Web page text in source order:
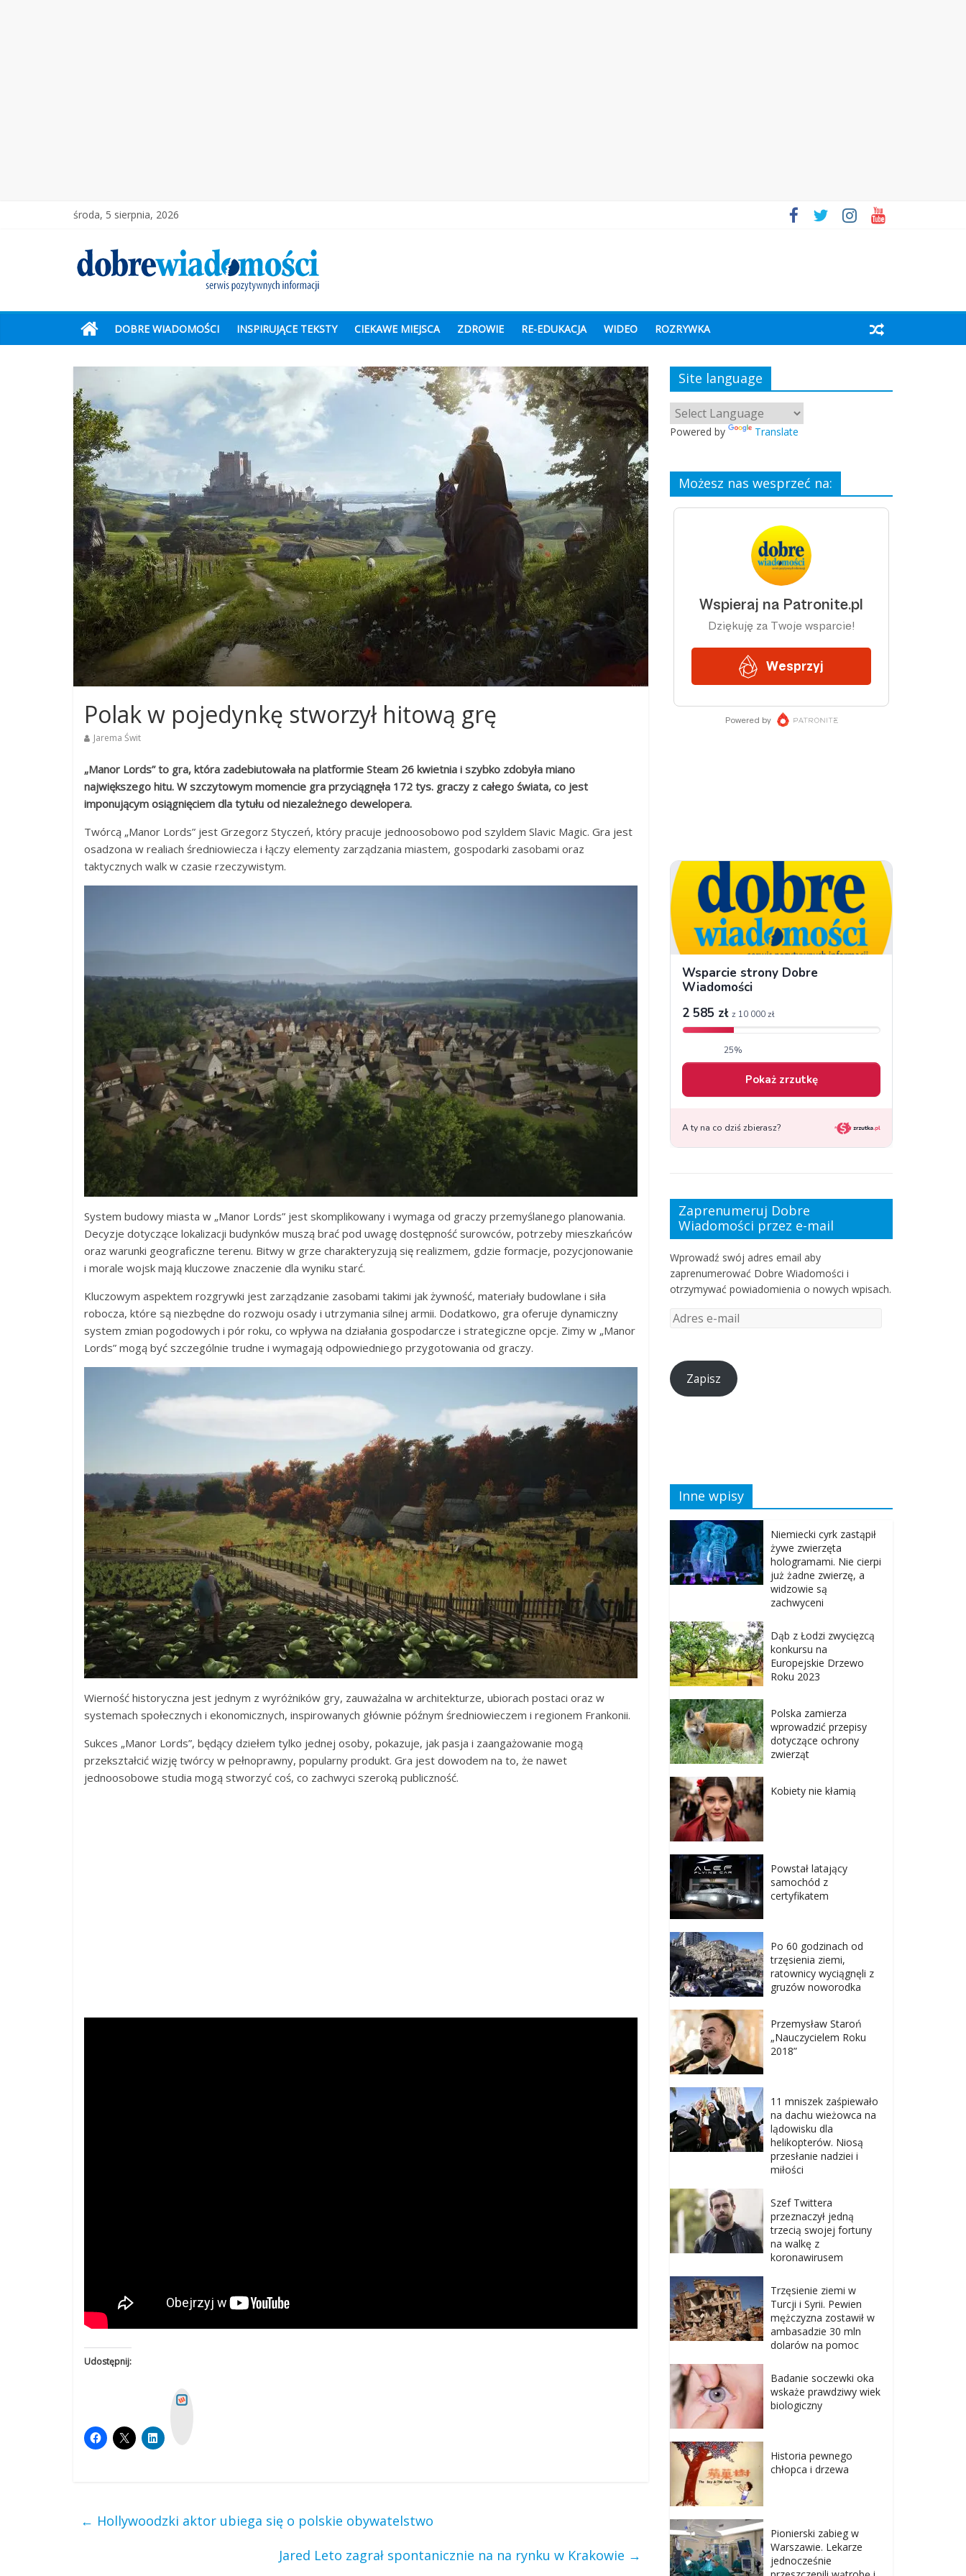
środa, 5 sierpnia, 2026
DOBRE WIADOMOŚCI INSPIRUJĄCE TEKSTY CIEKAWE MIEJSCA ZDROWIE RE-EDUKACJA WIDEO ROZRYWKA
Polak w pojedynkę stworzył hitową grę
Jarema Świt
„Manor Lords” to gra, która zadebiutowała na platformie Steam 26 kwietnia i szybko zdobyła miano
największego hitu. W szczytowym momencie gra przyciągnęła 172 tys. graczy z całego świata, co jest
imponującym osiągnięciem dla tytułu od niezależnego dewelopera.
Twórcą „Manor Lords” jest Grzegorz Styczeń, który pracuje jednoosobowo pod szyldem Slavic Magic. Gra jest
osadzona w realiach średniowiecza i łączy elementy zarządzania miastem, gospodarki zasobami oraz
taktycznych walk w czasie rzeczywistym.
System budowy miasta w „Manor Lords” jest skomplikowany i wymaga od graczy przemyślanego planowania.
Decyzje dotyczące lokalizacji budynków muszą brać pod uwagę dostępność surowców, potrzeby mieszkańców
oraz warunki geograficzne terenu. Bitwy w grze charakteryzują się realizmem, gdzie formacje, pozycjonowanie
i morale wojsk mają kluczowe znaczenie dla wyniku starć.
Kluczowym aspektem rozgrywki jest zarządzanie zasobami takimi jak żywność, materiały budowlane i siła
robocza, które są niezbędne do rozwoju osady i utrzymania silnej armii. Dodatkowo, gra oferuje dynamiczny
system zmian pogodowych i pór roku, co wpływa na działania gospodarcze i strategiczne opcje. Zimy w „Manor
Lords” mogą być szczególnie trudne i wymagają odpowiedniego przygotowania od graczy.
Wierność historyczna jest jednym z wyróżników gry, zauważalna w architekturze, ubiorach postaci oraz w
systemach społecznych i ekonomicznych, inspirowanych głównie późnym średniowieczem i regionem Frankonii.
Sukces „Manor Lords”, będący dziełem tylko jednej osoby, pokazuje, jak pasja i zaangażowanie mogą
przekształcić wizję twórcy w pełnoprawny, popularny produkt. Gra jest dowodem na to, że nawet
jednoosobowe studia mogą stworzyć coś, co zachwyci szeroką publiczność.
Udostępnij:
← Hollywoodzki aktor ubiega się o polskie obywatelstwo
Jared Leto zagrał spontanicznie na na rynku w Krakowie →
Site language
Powered by Translate
Możesz nas wesprzeć na:
Zaprenumeruj Dobre
Wiadomości przez e-mail
Wprowadź swój adres email aby
zaprenumerować Dobre Wiadomości i
otrzymywać powiadomienia o nowych wpisach.
Zapisz
Inne wpisy
Niemiecki cyrk zastąpił
żywe zwierzęta
hologramami. Nie cierpi
już żadne zwierzę, a
widzowie są
zachwyceni
Dąb z Łodzi zwycięzcą
konkursu na
Europejskie Drzewo
Roku 2023
Polska zamierza
wprowadzić przepisy
dotyczące ochrony
zwierząt
Kobiety nie kłamią
Powstał latający
samochód z
certyfikatem
Po 60 godzinach od
trzęsienia ziemi,
ratownicy wyciągnęli z
gruzów noworodka
Przemysław Staroń
„Nauczycielem Roku
2018”
11 mniszek zaśpiewało
na dachu wieżowca na
lądowisku dla
helikopterów. Niosą
przesłanie nadziei i
miłości
Szef Twittera
przeznaczył jedną
trzecią swojej fortuny
na walkę z
koronawirusem
Trzęsienie ziemi w
Turcji i Syrii. Pewien
mężczyzna zostawił w
ambasadzie 30 mln
dolarów na pomoc
Badanie soczewki oka
wskaże prawdziwy wiek
biologiczny
Historia pewnego
chłopca i drzewa
Pionierski zabieg w
Warszawie. Lekarze
jednocześnie